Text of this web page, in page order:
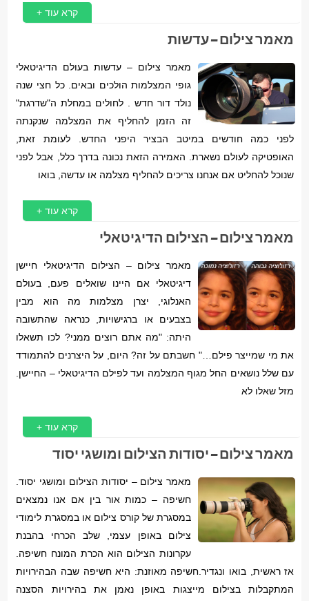
קרא עוד +
מאמר צילום – עדשות
מאמר צילום – עדשות בעולם הדיגיטאלי
גופי המצלמות הולכים ובאים. כל חצי שנה
נולד דור חדש . לחולים במחלת ה"שדרגת"
זה הזמן להחליף את המצלמה שנקנתה
לפני כמה חודשים במיטב הבציר היפני החדש. לעומת זאת,
האופטיקה לעולם נשארת. האמירה הזאת נכונה בדרך כלל, אבל לפני
שנוכל להחליט אם אנחנו צריכים להחליף מצלמה או עדשה, בואו
קרא עוד +
מאמר צילום – הצילום הדיגיטאלי
מאמר צילום – הצילום הדיגיטאלי חיישן
דיגיטאלי אם היינו שואלים פעם, בעולם
האנלוגי, יצרן מצלמות מה הוא מבין
בצבעים או ברגישויות, כנראה שהתשובה
היתה: "מה אתם רוצים ממני? לכו תשאלו
את מי שמייצר פילם…" חשבתם על זה? היום, על היצרנים להתמודד
עם שלל נושאים החל מגוף המצלמה ועד לפילם הדיגיטאלי – החיישן.
מזל שאלו לא
קרא עוד +
מאמר צילום – יסודות הצילום ומושגי יסוד
מאמר צילום – יסודות הצילום ומושגי יסוד.
חשיפה – כמות אור בין אם אנו נמצאים
במסגרת של קורס צילום או במסגרת לימודי
צילום באופן עצמי, שלב הכרחי בהבנת
עקרונות הצילום הוא הכרת המונח חשיפה.
אז ראשית, בואו ונגדיר.חשיפה מאוזנת: היא חשיפה שבה הבהירויות
המתקבלות בצילום מייצגות באופן נאמן את בהירויות הסצנה